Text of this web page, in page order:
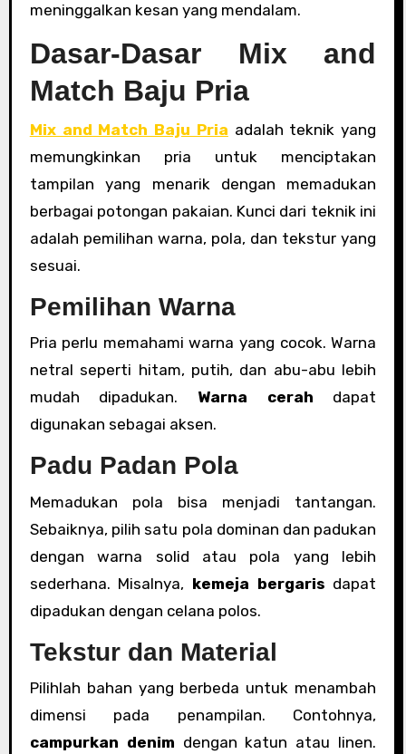
meninggalkan kesan yang mendalam.
Dasar-Dasar Mix and
Match Baju Pria
Mix and Match Baju Pria adalah teknik yang
memungkinkan pria untuk menciptakan
tampilan yang menarik dengan memadukan
berbagai potongan pakaian. Kunci dari teknik ini
adalah pemilihan warna, pola, dan tekstur yang
sesuai.
Pemilihan Warna
Pria perlu memahami warna yang cocok. Warna
netral seperti hitam, putih, dan abu-abu lebih
mudah dipadukan. Warna cerah dapat
digunakan sebagai aksen.
Padu Padan Pola
Memadukan pola bisa menjadi tantangan.
Sebaiknya, pilih satu pola dominan dan padukan
dengan warna solid atau pola yang lebih
sederhana. Misalnya, kemeja bergaris dapat
dipadukan dengan celana polos.
Tekstur dan Material
Pilihlah bahan yang berbeda untuk menambah
dimensi pada penampilan. Contohnya,
campurkan denim dengan katun atau linen.